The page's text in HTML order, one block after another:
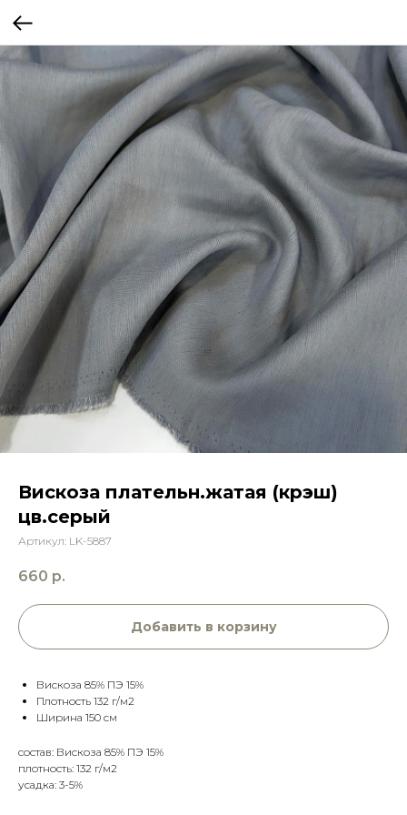
Вискоза плательн.жатая (крэш)
цв.серый
Артикул: LK-5887
660 р.
Добавить в корзину
Вискоза 85% ПЭ 15%
Плотность 132 г/м2
Ширина 150 см
состав: Вискоза 85% ПЭ 15%
плотность: 132 г/м2
усадка: 3-5%